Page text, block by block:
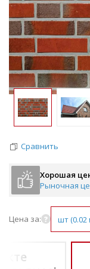
Сравнить
Хорошая
Рыночная
Цена за: шт (0.02